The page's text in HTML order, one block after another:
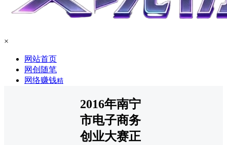
×
网站首页
网创随笔
网络赚钱精
2016年南宁
市电子商务
创业大赛正